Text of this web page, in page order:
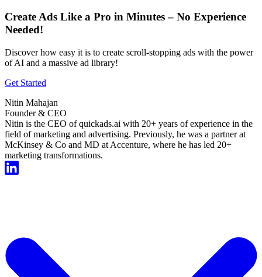
Create Ads Like a Pro in Minutes – No Experience
Needed!
Discover how easy it is to create scroll-stopping ads with the power
of AI and a massive ad library!
Get Started
Nitin Mahajan
Founder & CEO
Nitin is the CEO of quickads.ai with 20+ years of experience in the
field of marketing and advertising. Previously, he was a partner at
McKinsey & Co and MD at Accenture, where he has led 20+
marketing transformations.